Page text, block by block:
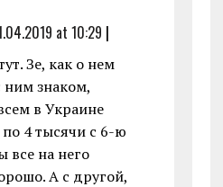
at 10:29 |
Зе, как о нем
ним знаком,
в Украине
по 4 тысячи с 6-ю
все на него
А с другой,